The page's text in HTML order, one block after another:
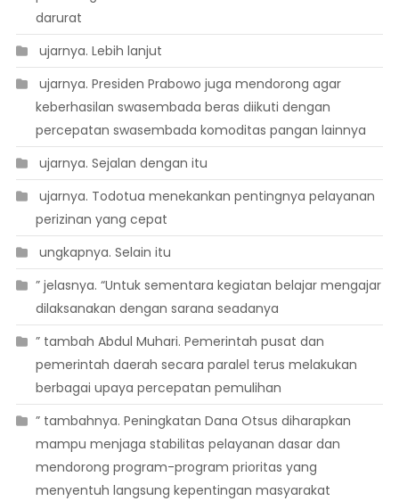
darurat
 ujarnya. Lebih lanjut
 ujarnya. Presiden Prabowo juga mendorong agar
keberhasilan swasembada beras diikuti dengan
percepatan swasembada komoditas pangan lainnya
 ujarnya. Sejalan dengan itu
 ujarnya. Todotua menekankan pentingnya pelayanan
perizinan yang cepat
 ungkapnya. Selain itu
” jelasnya. “Untuk sementara kegiatan belajar mengajar
dilaksanakan dengan sarana seadanya
” tambah Abdul Muhari. Pemerintah pusat dan
pemerintah daerah secara paralel terus melakukan
berbagai upaya percepatan pemulihan
” tambahnya. Peningkatan Dana Otsus diharapkan
mampu menjaga stabilitas pelayanan dasar dan
mendorong program-program prioritas yang
menyentuh langsung kepentingan masyarakat